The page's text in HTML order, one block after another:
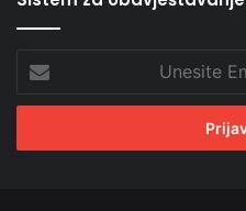
Unesite
Email
adresu